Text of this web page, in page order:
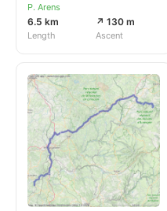
P. Arens
6.5 km
Length
↗ 130 m
Ascent